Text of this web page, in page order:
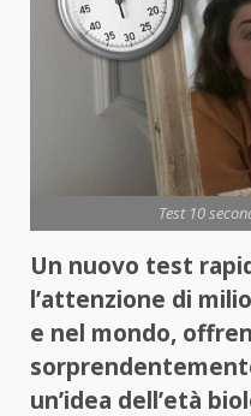
Test 10
Un nuovo test
l’attenzione di
e nel mondo,
un’idea dell’età